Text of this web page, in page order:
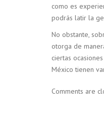
como es
podrás latir la
No obstante,
otorga de
ciertas
México tienen
Comments are